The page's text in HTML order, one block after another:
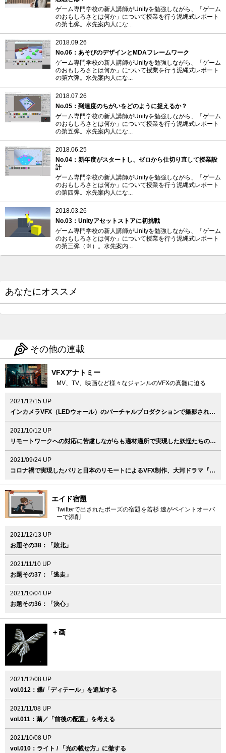
ゲーム専門学校の新人講師がUnityを勉強しながら、「ゲーム
のおもしろさとは何か」について授業を行う泥縄式レポート
の第七弾。水先案内人にな...
2018.09.26
No.06：あそびのデザインとMDAフレームワーク
ゲーム専門学校の新人講師がUnityを勉強しながら、「ゲーム
のおもしろさとは何か」について授業を行う泥縄式レポート
の第六弾。水先案内人にな...
2018.07.26
No.05：到達度のちがいをどのように捉えるか？
ゲーム専門学校の新人講師がUnityを勉強しながら、「ゲーム
のおもしろさとは何か」について授業を行う泥縄式レポート
の第五弾。水先案内人にな...
2018.06.25
No.04：新年度がスタートし、ゼロから仕切り直して授業設
計
ゲーム専門学校の新人講師がUnityを勉強しながら、「ゲーム
のおもしろさとは何か」について授業を行う泥縄式レポート
の第四弾。水先案内人にな...
2018.03.26
No.03：Unityアセットストアに初挑戦
ゲーム専門学校の新人講師がUnityを勉強しながら、「ゲーム
のおもしろさとは何か」について授業を行う泥縄式レポート
の第三弾（※）。水先案内...
あなたにオススメ
その他の連載
VFXアナトミー
MV、TV、映画など様々なジャンルのVFXの真髄に迫る
2021/12/15 UP
インカメラVFX（LEDウォール）のバーチャルプロダクションで撮影された意欲作、Vaundy『泣き地蔵』MV
2021/10/12 UP
リモートワークへの対応に苦慮しながらも適材適所で実現した妖怪たちのVFX、映画『妖怪大戦争 ガーディアンズ』
2021/09/24 UP
コロナ禍で実現したパリと日本のリモートによるVFX制作、大河ドラマ『青天を衝け』
エイド宿題
Twitterで出されたポーズの宿題を若杉 遼がペイントオーバ
ーで添削
2021/12/13 UP
お題その38：「敗北」
2021/11/10 UP
お題その37：「逃走」
2021/10/04 UP
お題その36：「決心」
＋画
2021/12/08 UP
vol.012：蝶/「ディテール」を追加する
2021/11/08 UP
vol.011：繭／「前後の配置」を考える
2021/10/08 UP
vol.010：ライト / 「光の載せ方」に徹する